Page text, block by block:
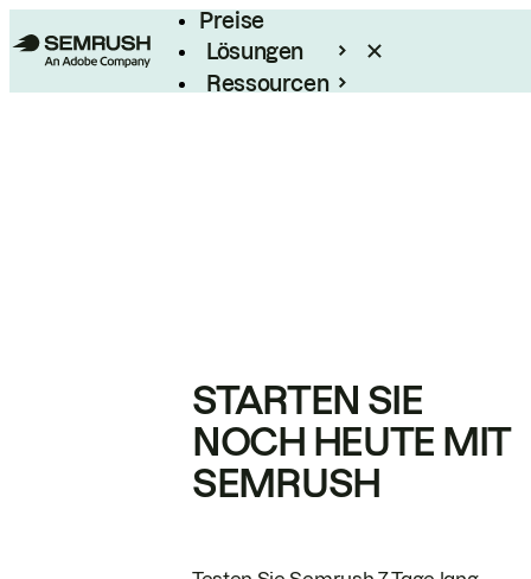
Preise
Lösungen
Ressourcen
STARTEN SIE
NOCH HEUTE MIT
SEMRUSH